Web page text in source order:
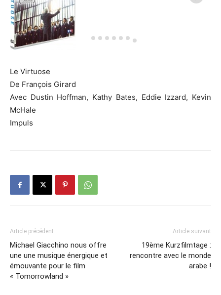
Le Virtuose
De François Girard
Avec Dustin Hoffman, Kathy Bates, Eddie Izzard, Kevin
McHale
Impuls
Article précédent
Michael Giacchino nous offre
une une musique énergique et
émouvante pour le film
« Tomorrowland »
Article suivant
19ème Kurzfilmtage :
rencontre avec le monde
arabe !